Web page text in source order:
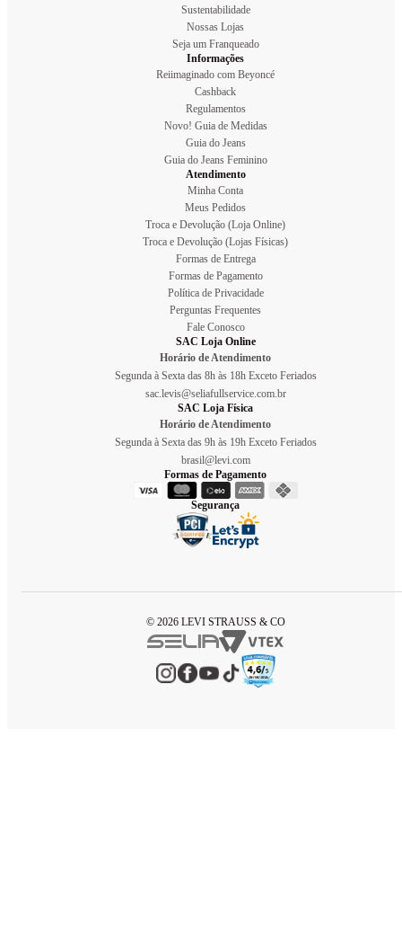
Sustentabilidade
Nossas Lojas
Seja um Franqueado
Informações
Reiimaginado com Beyoncé
Cashback
Regulamentos
Novo! Guia de Medidas
Guia do Jeans
Guia do Jeans Feminino
Atendimento
Minha Conta
Meus Pedidos
Troca e Devolução (Loja Online)
Troca e Devolução (Lojas Físicas)
Formas de Entrega
Formas de Pagamento
Política de Privacidade
Perguntas Frequentes
Fale Conosco
SAC Loja Online
Horário de Atendimento
Segunda à Sexta das 8h às 18h Exceto Feriados
sac.levis@seliafullservice.com.br
SAC Loja Física
Horário de Atendimento
Segunda à Sexta das 9h às 19h Exceto Feriados
brasil@levi.com
Formas de Pagamento
Segurança
© 2026 LEVI STRAUSS & CO